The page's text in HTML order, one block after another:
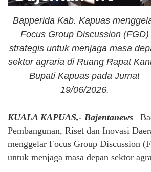
Bapperida Kab. Kapuas
Focus Group Discussion (FGD)
strategis untuk menjaga masa
sektor agraria di Ruang Rapat
Bupati Kapuas pada Jumat
19/06/2026.
KUALA KAPUAS,- Bajentanews–
Pembangunan, Riset dan Inovasi
menggelar Focus Group Discussion
untuk menjaga masa depan sektor